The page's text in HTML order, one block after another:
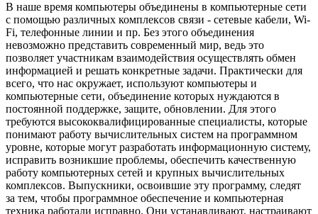
В наше время компьютеры объединены в компьютерные сети
с помощью различных комплексов связи - сетевые кабели, Wi-
Fi, телефонные линии и пр. Без этого объединения
невозможно представить современный мир, ведь это
позволяет участникам взаимодействия осуществлять обмен
информацией и решать конкретные задачи. Практически для
всего, что нас окружает, используют компьютеры и
компьютерные сети, объединение которых нуждаются в
постоянной поддержке, защите, обновлении. Для этого
требуются высококвалифицированные специалисты, которые
понимают работу вычислительных систем на программном
уровне, которые могут разработать информационную систему,
исправить возникшие проблемы, обеспечить качественную
работу компьютерных сетей и крупных вычислительных
комплексов. Выпускники, освоившие эту программу, следят
за тем, чтобы программное обеспечение и компьютерная
техника работали исправно. Они устанавливают, настраивают